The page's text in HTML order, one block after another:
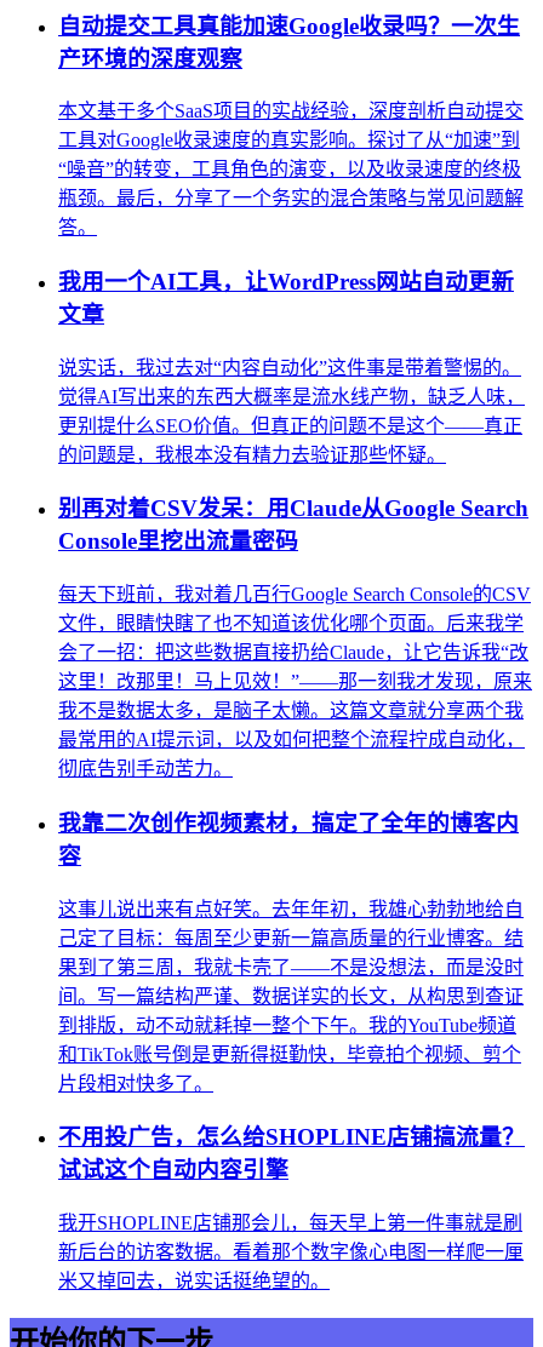
自动提交工具真能加速Google收录吗？一次生
产环境的深度观察
本文基于多个SaaS项目的实战经验，深度剖析自动提交
工具对Google收录速度的真实影响。探讨了从“加速”到
“噪音”的转变，工具角色的演变，以及收录速度的终极
瓶颈。最后，分享了一个务实的混合策略与常见问题解
答。
我用一个AI工具，让WordPress网站自动更新
文章
说实话，我过去对“内容自动化”这件事是带着警惕的。
觉得AI写出来的东西大概率是流水线产物，缺乏人味，
更别提什么SEO价值。但真正的问题不是这个——真正
的问题是，我根本没有精力去验证那些怀疑。
别再对着CSV发呆：用Claude从Google Search
Console里挖出流量密码
每天下班前，我对着几百行Google Search Console的CSV
文件，眼睛快瞎了也不知道该优化哪个页面。后来我学
会了一招：把这些数据直接扔给Claude，让它告诉我“改
这里！改那里！马上见效！”——那一刻我才发现，原来
我不是数据太多，是脑子太懒。这篇文章就分享两个我
最常用的AI提示词，以及如何把整个流程拧成自动化，
彻底告别手动苦力。
我靠二次创作视频素材，搞定了全年的博客内
容
这事儿说出来有点好笑。去年年初，我雄心勃勃地给自
己定了目标：每周至少更新一篇高质量的行业博客。结
果到了第三周，我就卡壳了——不是没想法，而是没时
间。写一篇结构严谨、数据详实的长文，从构思到查证
到排版，动不动就耗掉一整个下午。我的YouTube频道
和TikTok账号倒是更新得挺勤快，毕竟拍个视频、剪个
片段相对快多了。
不用投广告，怎么给SHOPLINE店铺搞流量？
试试这个自动内容引擎
我开SHOPLINE店铺那会儿，每天早上第一件事就是刷
新后台的访客数据。看着那个数字像心电图一样爬一厘
米又掉回去，说实话挺绝望的。